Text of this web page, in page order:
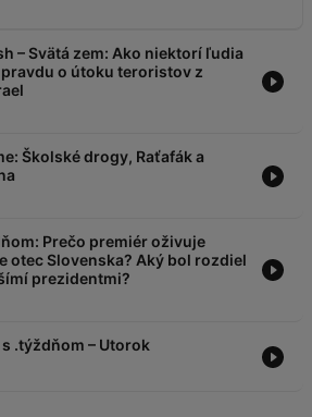
– Svätá zem: Ako niektorí ľudia
o útoku teroristov z
Školské drogy, Raťafák a
Prečo premiér oživuje
otec Slovenska? Aký bol rozdiel
prezidentmi?
.týždňom – Utorok